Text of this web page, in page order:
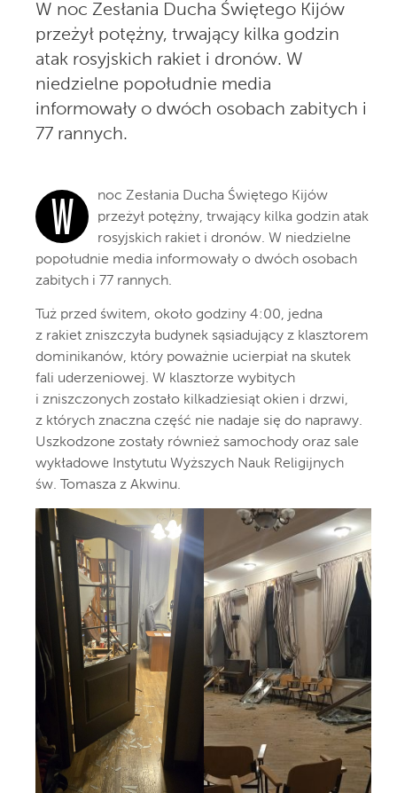
W noc Zesłania Ducha Świętego Kijów
przeżył potężny, trwający kilka godzin
atak rosyjskich rakiet i dronów. W
niedzielne popołudnie media
informowały o dwóch osobach zabitych i
77 rannych.
W
noc Zesłania Ducha Świętego Kijów
przeżył potężny, trwający kilka godzin atak
rosyjskich rakiet i dronów. W niedzielne
popołudnie media informowały o dwóch osobach
zabitych i 77 rannych.
Tuż przed świtem, około godziny 4:00, jedna
z rakiet zniszczyła budynek sąsiadujący z klasztorem
dominikanów, który poważnie ucierpiał na skutek
fali uderzeniowej. W klasztorze wybitych
i zniszczonych zostało kilkadziesiąt okien i drzwi,
z których znaczna część nie nadaje się do naprawy.
Uszkodzone zostały również samochody oraz sale
wykładowe Instytutu Wyższych Nauk Religijnych
św. Tomasza z Akwinu.